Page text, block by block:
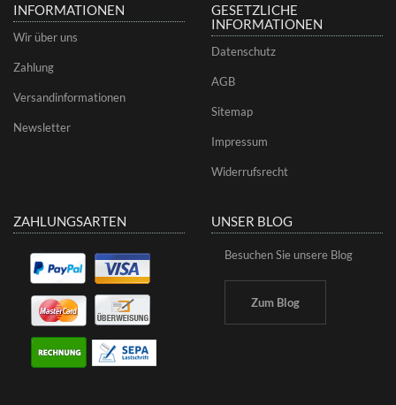
INFORMATIONEN
Wir über uns
Zahlung
Versandinformationen
Newsletter
GESETZLICHE
INFORMATIONEN
Datenschutz
AGB
Sitemap
Impressum
Widerrufsrecht
ZAHLUNGSARTEN UNSER BLOG
Besuchen Sie unsere Blog
Zum Blog